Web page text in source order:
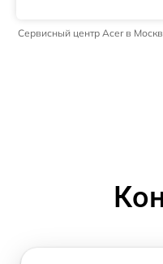
Сервисный центр Acer в